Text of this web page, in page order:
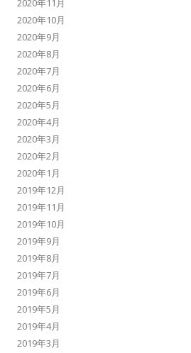
2020年11月
2020年10月
2020年9月
2020年8月
2020年7月
2020年6月
2020年5月
2020年4月
2020年3月
2020年2月
2020年1月
2019年12月
2019年11月
2019年10月
2019年9月
2019年8月
2019年7月
2019年6月
2019年5月
2019年4月
2019年3月